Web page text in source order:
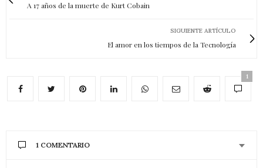
A 17 años de la muerte de Kurt Cobain
SIGUIENTE ARTÍCULO
El amor en los tiempos de la Tecnología
1
1 COMENTARIO